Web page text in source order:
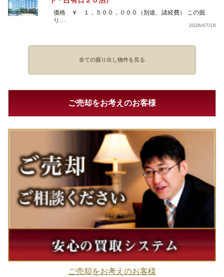
価格 ￥ １，５００，０００（別途、諸経費） この掘
り…
2026/07/16
全ての掘り出し物件を見る
ご売却をお考えのお客様
ご売却をお考えのお客様